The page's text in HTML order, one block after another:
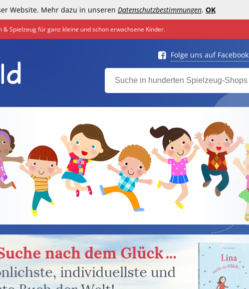
Website. Mehr dazu in unseren Datenschutzbestimmungen. OK
Spielzeug für ganz kleine und schon erwachsene Kinder.
Folge uns auf Facebook